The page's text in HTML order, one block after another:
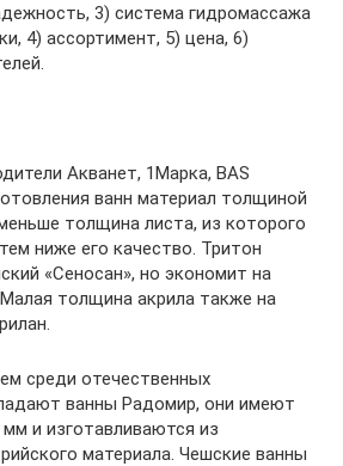
3) система гидромассажа
4) ассортимент, 5) цена, 6)
Акванет, 1Марка, BAS
ванн материал толщиной
толщина листа, из которого
ниже его качество. Тритон
«Сеносан», но экономит на
толщина акрила также на
среди отечественных
ванны Радомир, они имеют
и изготавливаются из
материала. Чешские ванны